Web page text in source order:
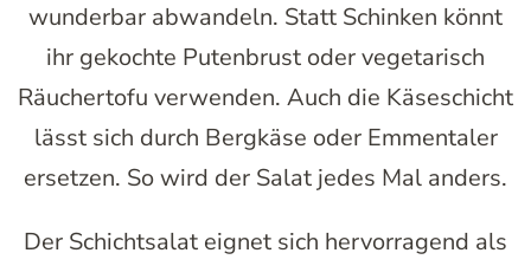
wunderbar abwandeln. Statt Schinken könnt
ihr gekochte Putenbrust oder vegetarisch
Räuchertofu verwenden. Auch die Käseschicht
lässt sich durch Bergkäse oder Emmentaler
ersetzen. So wird der Salat jedes Mal anders.
Der Schichtsalat eignet sich hervorragend als